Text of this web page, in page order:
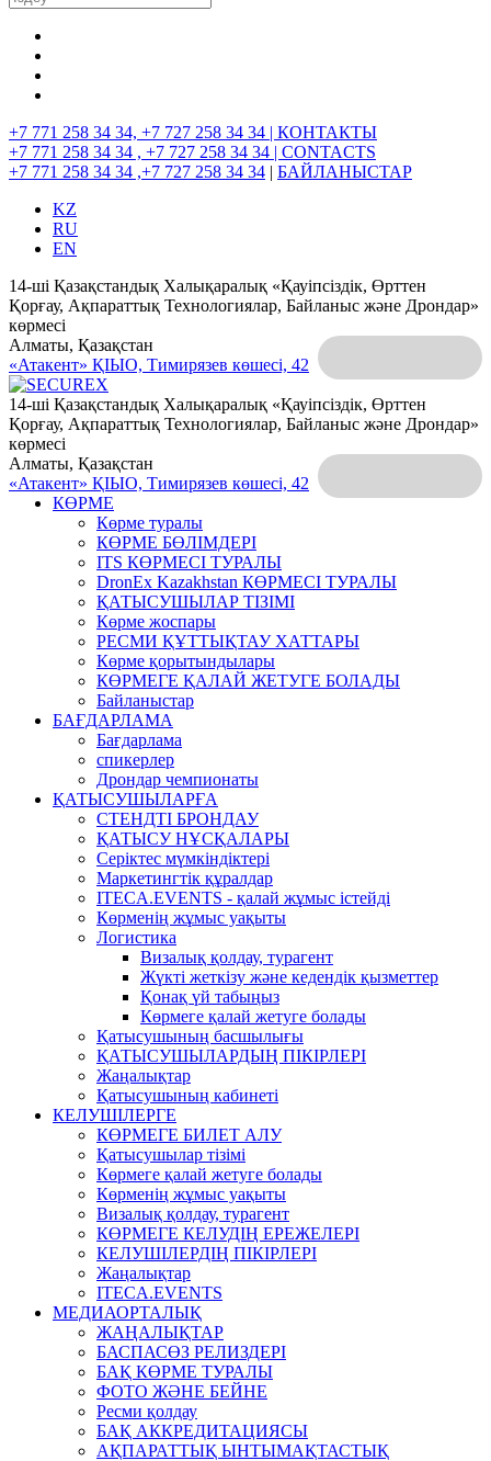
+7 771 258 34 34, +7 727 258 34 34 | КОНТАКТЫ
+7 771 258 34 34 , +7 727 258 34 34 | CONTACTS
+7 771 258 34 34 ,+7 727 258 34 34 | БАЙЛАНЫСТАР
KZ
RU
EN
14-ші Қазақстандық Халықаралық «Қауіпсіздік, Өрттен
Қорғау, Ақпараттық Технологиялар, Байланыс және Дрондар»
көрмесі
Алматы, Қазақстан
«Атакент» ҚІЫО, Тимирязев көшесі, 42
14-ші Қазақстандық Халықаралық «Қауіпсіздік, Өрттен
Қорғау, Ақпараттық Технологиялар, Байланыс және Дрондар»
көрмесі
Алматы, Қазақстан
«Атакент» ҚІЫО, Тимирязев көшесі, 42
КӨРМЕ
Көрме туралы
КӨРМЕ БӨЛІМДЕРІ
ITS КӨРМЕСІ ТУРАЛЫ
DronEx Kazakhstan КӨРМЕСІ ТУРАЛЫ
ҚАТЫСУШЫЛАР ТІЗІМІ
Көрме жоспары
РЕСМИ ҚҰТТЫҚТАУ ХАТТАРЫ
Көрме қорытындылары
КӨРМЕГЕ ҚАЛАЙ ЖЕТУГЕ БОЛАДЫ
Байланыстар
БАҒДАРЛАМА
Бағдарлама
спикерлер
Дрондар чемпионаты
ҚАТЫСУШЫЛАРҒА
СТЕНДТІ БРОНДАУ
ҚАТЫСУ НҰСҚАЛАРЫ
Серіктес мүмкіндіктері
Маркетингтік құралдар
ITECA.EVENTS - қалай жұмыс істейді
Көрменің жұмыс уақыты
Логистика
Визалық қолдау, турагент
Жүкті жеткізу және кедендік қызметтер
Қонақ үй табыңыз
Көрмеге қалай жетуге болады
Қатысушының басшылығы
ҚАТЫСУШЫЛАРДЫҢ ПІКІРЛЕРІ
Жаңалықтар
Қатысушының кабинеті
КЕЛУШІЛЕРГЕ
КӨРМЕГЕ БИЛЕТ АЛУ
Қатысушылар тізімі
Көрмеге қалай жетуге болады
Көрменің жұмыс уақыты
Визалық қолдау, турагент
КӨРМЕГЕ КЕЛУДІҢ ЕРЕЖЕЛЕРІ
КЕЛУШІЛЕРДІҢ ПІКІРЛЕРІ
Жаңалықтар
ITECA.EVENTS
МЕДИАОРТАЛЫҚ
ЖАҢАЛЫҚТАР
БАСПАСӨЗ РЕЛИЗДЕРІ
БАҚ КӨРМЕ ТУРАЛЫ
ФОТО ЖӘНЕ БЕЙНЕ
Ресми қолдау
БАҚ АККРЕДИТАЦИЯСЫ
АҚПАРАТТЫҚ ЫНТЫМАҚТАСТЫҚ